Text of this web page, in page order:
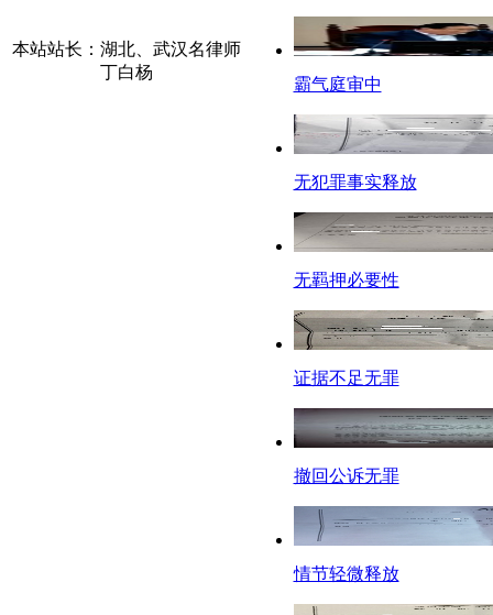
霸气庭审中
无犯罪事实释放
无羁押必要性
证据不足无罪
撤回公诉无罪
情节轻微释放
本站站长：湖北、武汉名律师
丁白杨